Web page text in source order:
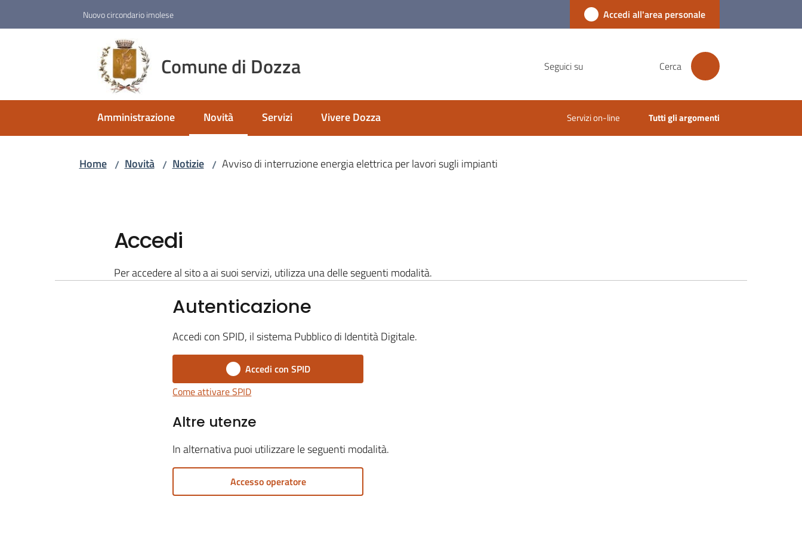
Nuovo circondario imolese Accedi all'area personale
Comune di Dozza Seguici su Cerca
Amministrazione Novità
Menu selezionato
Servizi Vivere Dozza Servizi on-line Tutti gli argomenti
Home / Novità / Notizie / Avviso di interruzione energia elettrica per lavori sugli impianti
Accedi
Per accedere al sito a ai suoi servizi, utilizza una delle seguenti modalità.
Autenticazione
Accedi con SPID, il sistema Pubblico di Identità Digitale.
Accedi con SPID
Come attivare SPID
Altre utenze
In alternativa puoi utilizzare le seguenti modalità.
Accesso operatore